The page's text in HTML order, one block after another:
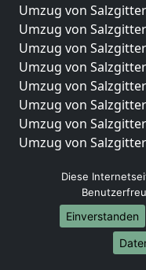
Umzug von
Umzug von
Umzug von
Umzug von
Umzug von
Umzug von
Umzug von
Umzug von
Umzug von
Umzug von
Umzug von
Umzug von
Umzug von
Diese
Einverstanden